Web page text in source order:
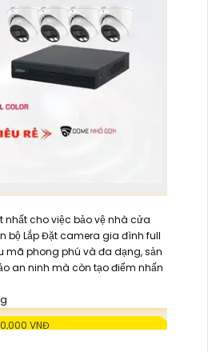
nhất cho việc bảo vệ nhà cửa
bộ Lắp Đặt camera gia đình full
mã phong phú và đa dạng, sản
an ninh mà còn tạo điểm nhấn
VNĐ